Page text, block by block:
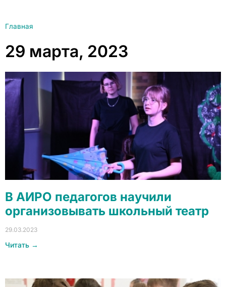
Главная
29 марта, 2023
В АИРО педагогов научили
организовывать школьный театр
29.03.2023
Читать →